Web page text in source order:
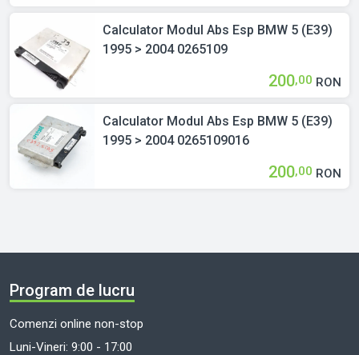
Calculator Modul Abs Esp BMW 5 (E39)
1995 > 2004 0265109
200,00 RON
Calculator Modul Abs Esp BMW 5 (E39)
1995 > 2004 0265109016
200,00 RON
Program de lucru
Comenzi online non-stop
Luni-Vineri: 9:00 - 17:00